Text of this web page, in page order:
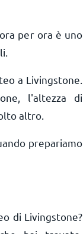
per ora è uno
a Livingstone.
l'altezza di
altro.
prepariamo
di Livingstone?